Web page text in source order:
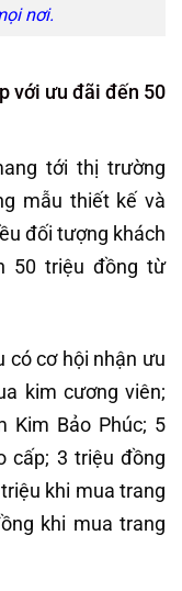
nơi.
với ưu đãi đến 50
tới thị trường
mẫu thiết kế và
đối tượng khách
50 triệu đồng từ
có cơ hội nhận ưu
kim cương viên;
Kim Bảo Phúc; 5
cấp; 3 triệu đồng
khi mua trang
khi mua trang